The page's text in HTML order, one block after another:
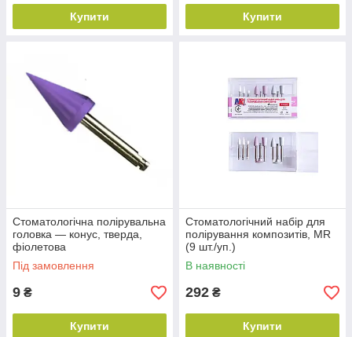
Купити Купити
Стоматологічна полірувальна
головка — конус, тверда,
фіолетова
Під замовлення
9 ₴
Купити
Стоматологічний набір для
полірування композитів, MR
(9 шт./уп.)
В наявності
292 ₴
Купити